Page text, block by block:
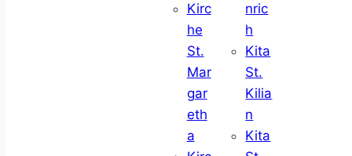
Kirc
he
St.
Mar
gar
eth
a
nric
h
Kita
St.
Kilia
n
Kita